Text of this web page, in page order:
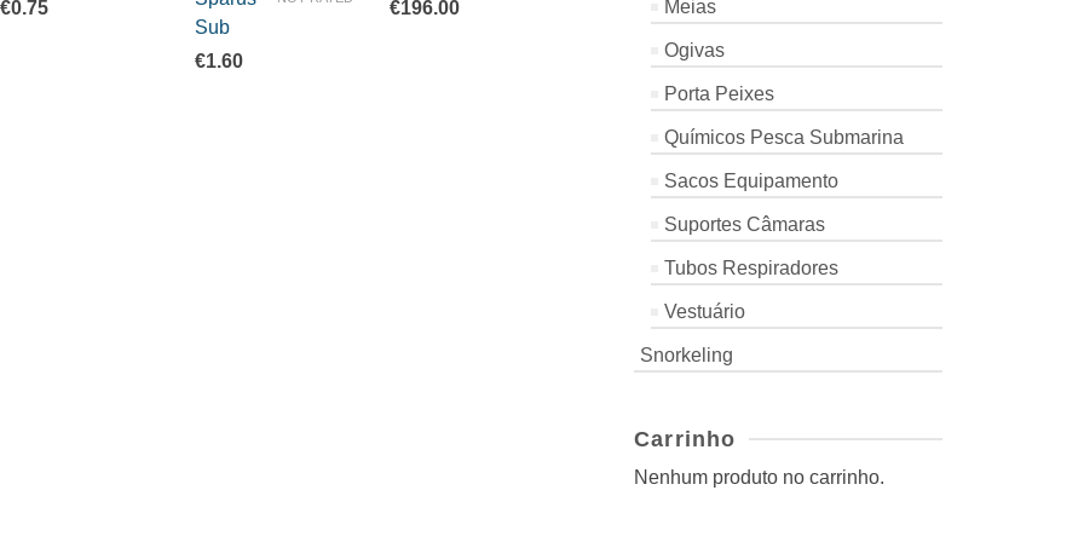
€0.75
Sub
€1.60
€196.00 Meias
Ogivas
Porta Peixes
Químicos Pesca Submarina
Sacos Equipamento
Suportes Câmaras
Tubos Respiradores
Vestuário
Snorkeling
Carrinho
Nenhum produto no carrinho.